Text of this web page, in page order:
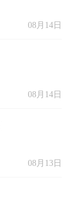
08月14日
08月14日
08月13日